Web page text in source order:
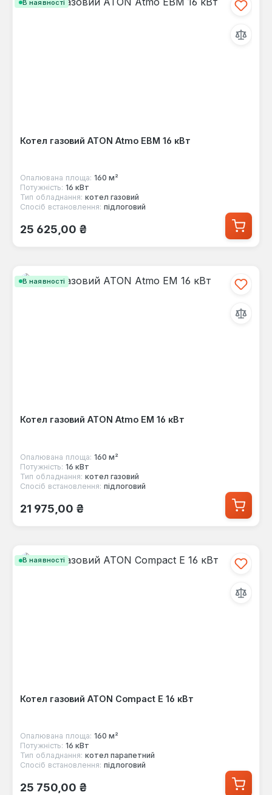
В наявності
Котел газовий ATON Atmo ЕВМ 16 кВт
Опалювана площа: 160 м²
Потужність: 16 кВт
Тип обладнання: котел газовий
Спосіб встановлення: підлоговий
Звичайна ціна:
25 625,00 ₴
В наявності
Котел газовий ATON Atmo ЕМ 16 кВт
Опалювана площа: 160 м²
Потужність: 16 кВт
Тип обладнання: котел газовий
Спосіб встановлення: підлоговий
Звичайна ціна:
21 975,00 ₴
В наявності
Котел газовий ATON Compact E 16 кВт
Опалювана площа: 160 м²
Потужність: 16 кВт
Тип обладнання: котел парапетний
Спосіб встановлення: підлоговий
Звичайна ціна:
25 750,00 ₴